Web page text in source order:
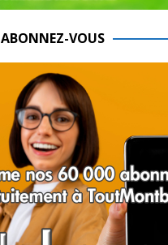
ABONNEZ-VOUS